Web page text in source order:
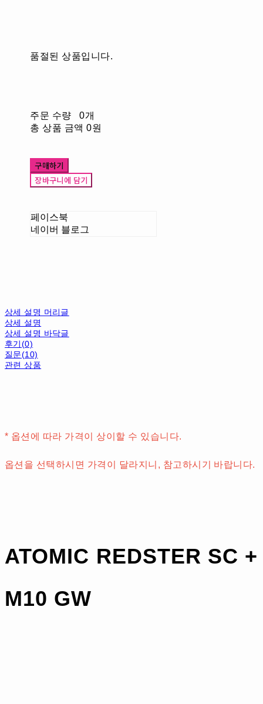
품절된 상품입니다.
주문 수량
0개
총 상품 금액 0원
구매하기
장바구니에 담기
페이스북
네이버 블로그
상세 설명 머리글
상세 설명
상세 설명 바닥글
후기(0)
질문(10)
관련 상품
* 옵션에 따라 가격이 상이할 수 있습니다.
옵션을 선택하시면 가격이 달라지니, 참고하시기 바랍니다.
ATOMIC REDSTER SC +
M10 GW